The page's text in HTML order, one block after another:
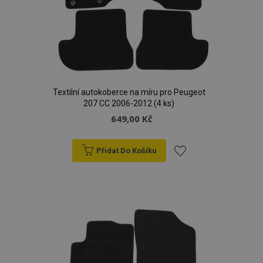
Textilní autokoberce na míru pro Peugeot
207 CC 2006-2012 (4 ks)
649,00 Kč
Přidat Do Košíku
oblíbeným